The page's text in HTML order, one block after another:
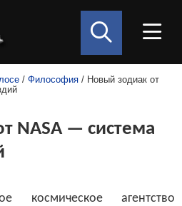
/ Философия / Новый зодиак от
NASA — система
космическое агентство